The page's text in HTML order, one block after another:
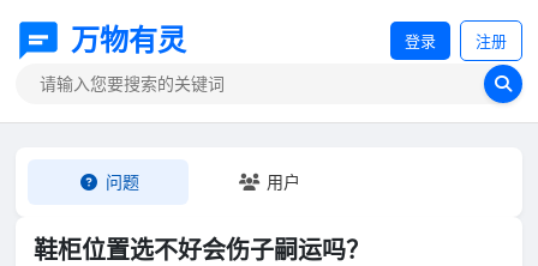
万物有灵 登录 注册
问题 用户
鞋柜位置选不好会伤子嗣运吗？